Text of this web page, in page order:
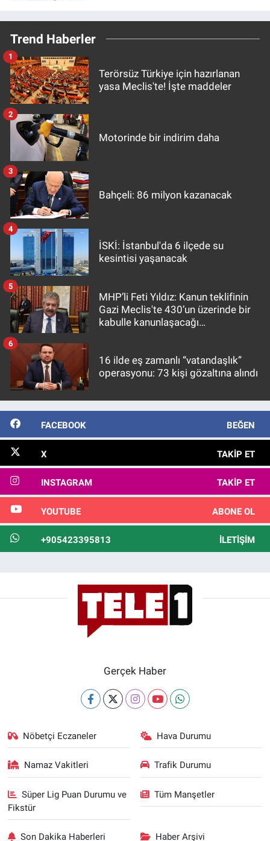
Trend Haberler
Terörsüz Türkiye için hazırlanan
yasa Meclis'te! İşte maddeler
1
Motorinde bir indirim daha
2
Bahçeli: 86 milyon kazanacak
3
İSKİ: İstanbul'da 6 ilçede su
kesintisi yaşanacak
4
MHP’li Feti Yıldız: Kanun teklifinin
Gazi Meclis'te 430’un üzerinde bir
kabulle kanunlaşacağı
5
16 ilde eş zamanlı “vatandaşlık”
operasyonu: 73 kişi gözaltına alındı
6
FACEBOOK BEĞEN
X TAKIP ET
INSTAGRAM TAKIP ET
YOUTUBE ABONE OL
+905423395813 İLETIŞIM
Gerçek Haber
Nöbetçi Eczaneler Hava Durumu
Namaz Vakitleri Trafik Durumu
Süper Lig Puan Durumu ve
Fikstür
Tüm Manşetler
Son Dakika Haberleri Haber Arşivi